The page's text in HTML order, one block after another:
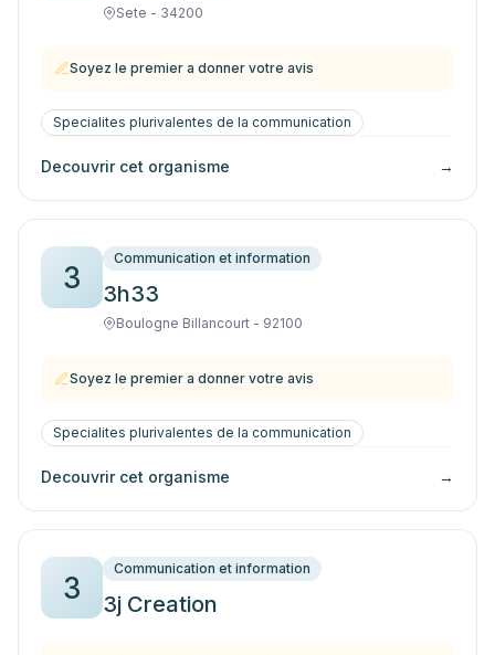
Sete - 34200
Soyez le premier a donner votre avis
Specialites plurivalentes de la communication
Decouvrir cet organisme →
3
Communication et information
3h33
Boulogne Billancourt - 92100
Soyez le premier a donner votre avis
Specialites plurivalentes de la communication
Decouvrir cet organisme →
3
Communication et information
3j Creation